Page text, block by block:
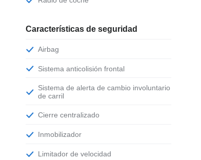
Características de seguridad
Airbag
Sistema anticolisión frontal
Sistema de alerta de cambio involuntario
de carril
Cierre centralizado
Inmobilizador
Limitador de velocidad